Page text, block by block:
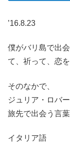
’16.8.23
僕がバリ島で出
て、祈って、恋
そのなかで、
ジュリア・ロバ
旅先で出会う言葉
イタリア語